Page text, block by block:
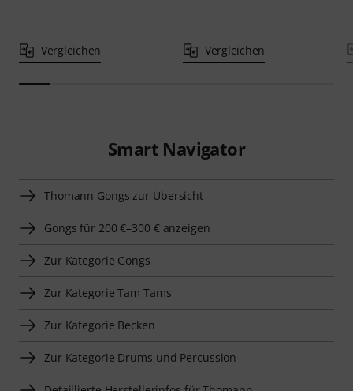
Vergleichen Vergleichen
Smart Navigator
Thomann Gongs zur Übersicht
Gongs für 200 €–300 € anzeigen
Zur Kategorie Gongs
Zur Kategorie Tam Tams
Zur Kategorie Becken
Zur Kategorie Drums und Percussion